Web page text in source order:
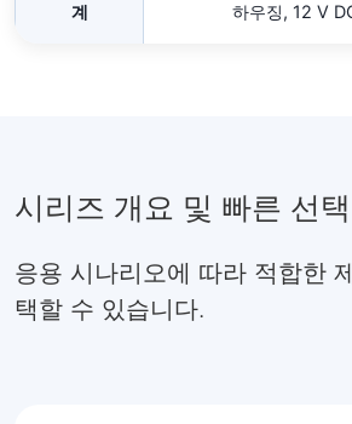
계
하우징, 12 V
시리즈 개요 및 빠른 선택
응용 시나리오에 따라 적합한
택할 수 있습니다.